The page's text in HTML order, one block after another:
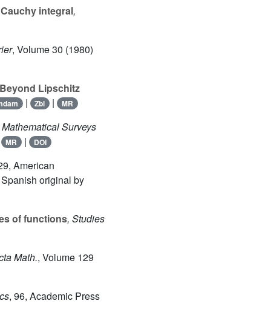
integral,
, Volume 30 (1980)
Lipschitz
| Zbl | MR
Surveys
MR | DOI
, American
original by
of functions, Studies
Math., Volume 129
, 96, Academic Press